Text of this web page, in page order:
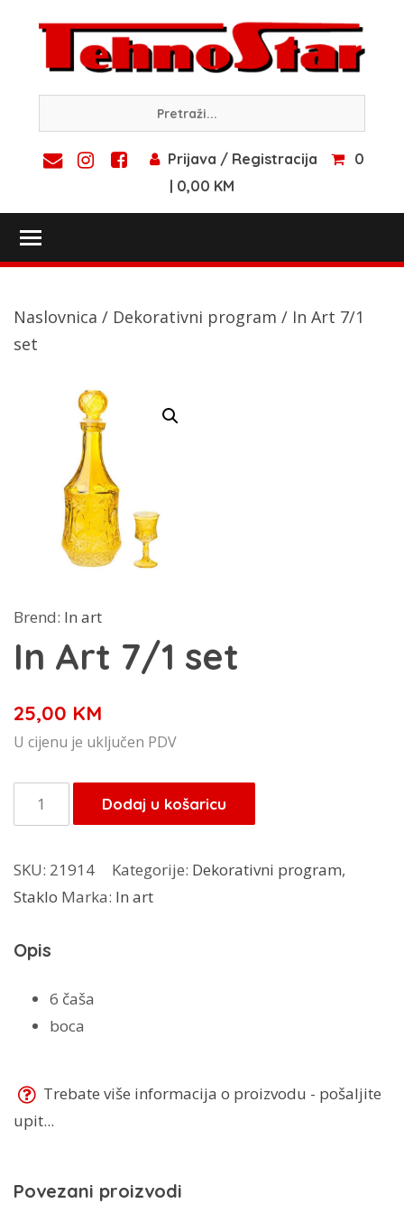
content
Prijava / Registracija
0
| 0,00 KM
Naslovnica / Dekorativni program / In Art 7/1
set
Brend: In art
In Art 7/1 set
25,00 KM
U cijenu je uključen PDV
Art
set
količina
Dodaj u košaricu
SKU: 21914 Kategorije: Dekorativni program,
Staklo Marka: In art
Opis
6 čaša
boca
Trebate više informacija o proizvodu - pošaljite
upit...
Povezani proizvodi